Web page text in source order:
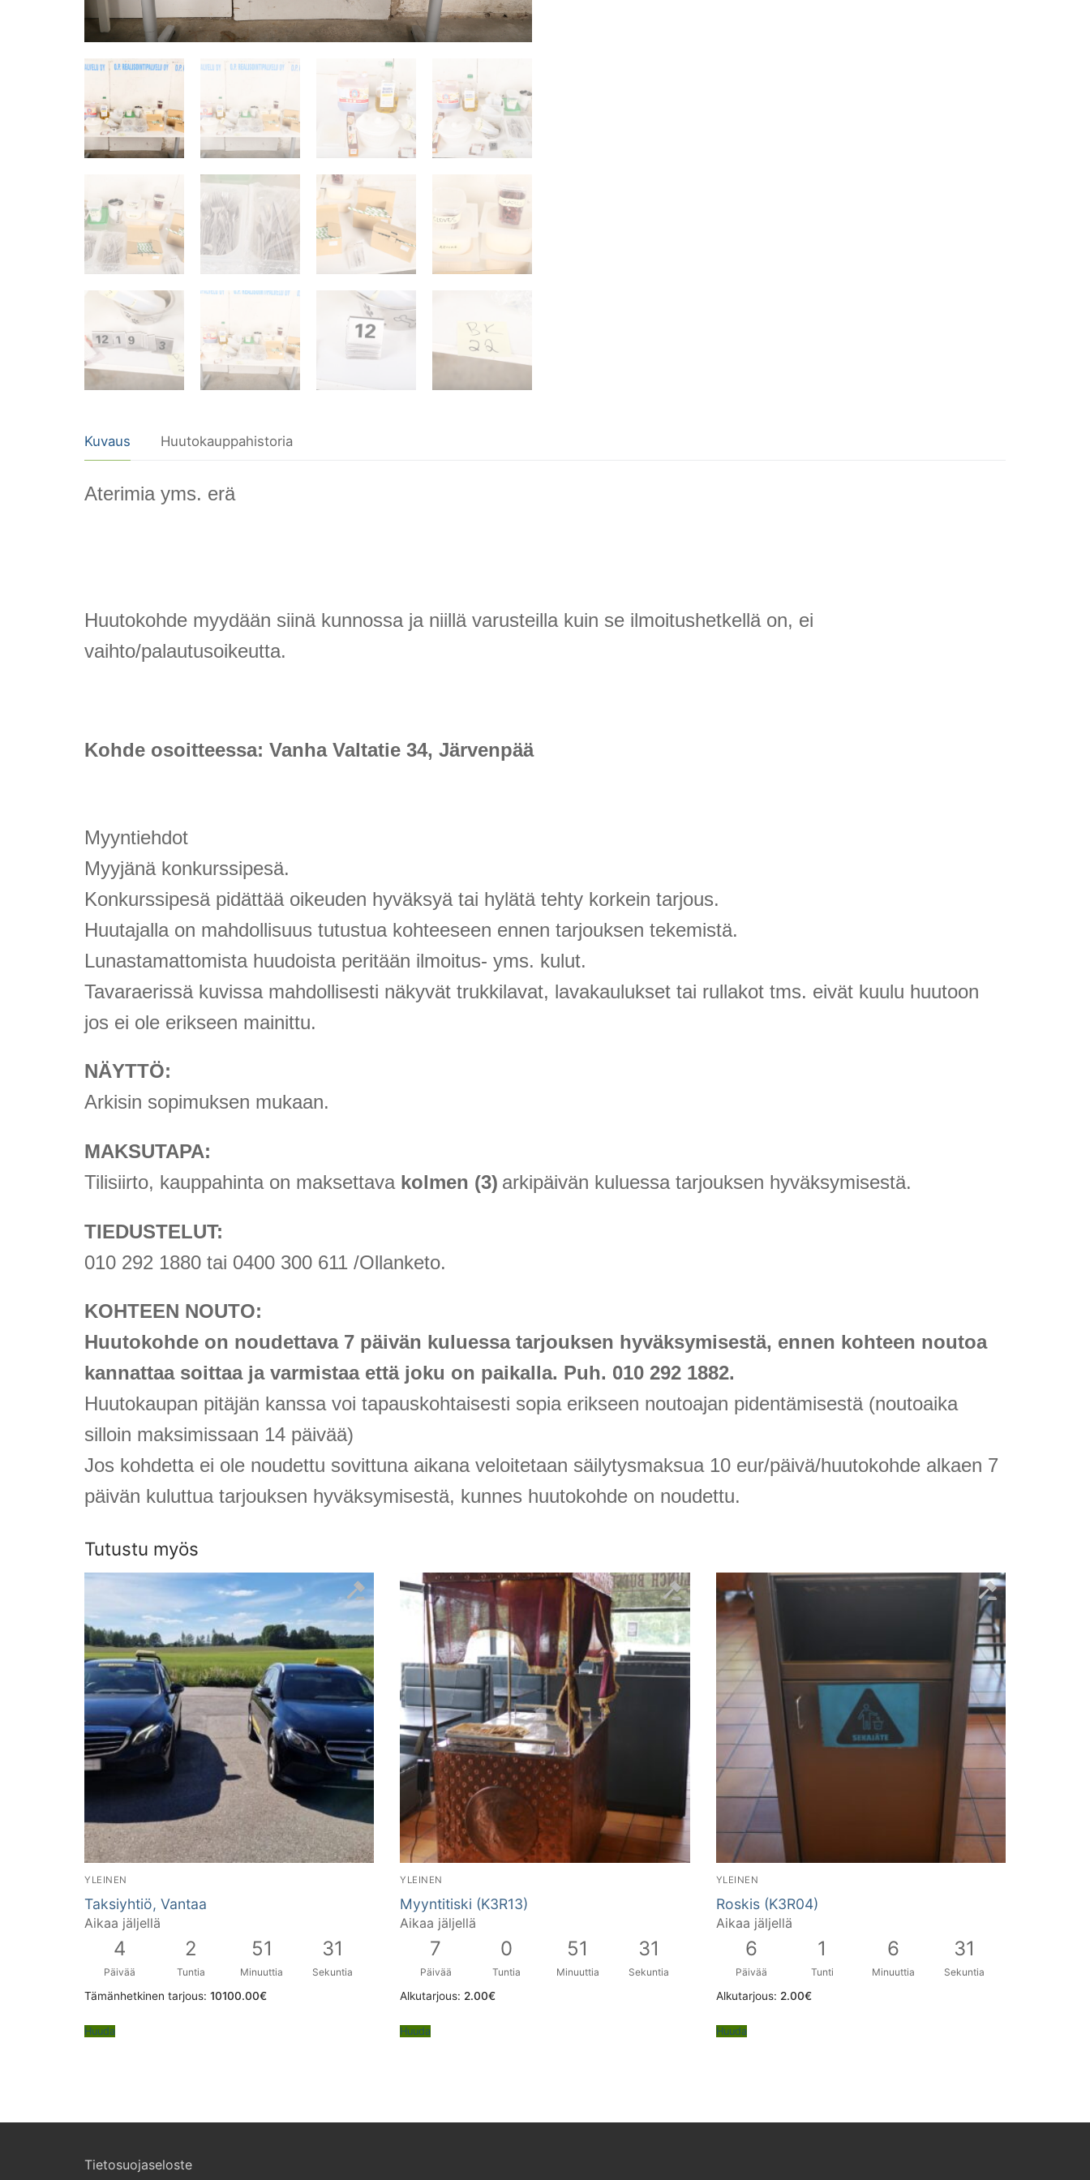
Kuvaus Huutokauppahistoria
Aterimia yms. erä
Huutokohde myydään siinä kunnossa ja niillä varusteilla kuin se ilmoitushetkellä on, ei
vaihto/palautusoikeutta.
Kohde osoitteessa: Vanha Valtatie 34, Järvenpää
Myyntiehdot
Myyjänä konkurssipesä.
Konkurssipesä pidättää oikeuden hyväksyä tai hylätä tehty korkein tarjous.
Huutajalla on mahdollisuus tutustua kohteeseen ennen tarjouksen tekemistä.
Lunastamattomista huudoista peritään ilmoitus- yms. kulut.
Tavaraerissä kuvissa mahdollisesti näkyvät trukkilavat, lavakaulukset tai rullakot tms. eivät kuulu huutoon
jos ei ole erikseen mainittu.
NÄYTTÖ:
Arkisin sopimuksen mukaan.
MAKSUTAPA:
Tilisiirto, kauppahinta on maksettava kolmen (3) arkipäivän kuluessa tarjouksen hyväksymisestä.
TIEDUSTELUT:
010 292 1880 tai 0400 300 611 /Ollanketo.
KOHTEEN NOUTO:
Huutokohde on noudettava 7 päivän kuluessa tarjouksen hyväksymisestä, ennen kohteen noutoa
kannattaa soittaa ja varmistaa että joku on paikalla. Puh. 010 292 1882.
Huutokaupan pitäjän kanssa voi tapauskohtaisesti sopia erikseen noutoajan pidentämisestä (noutoaika
silloin maksimissaan 14 päivää)
Jos kohdetta ei ole noudettu sovittuna aikana veloitetaan säilytysmaksua 10 eur/päivä/huutokohde alkaen 7
päivän kuluttua tarjouksen hyväksymisestä, kunnes huutokohde on noudettu.
Tutustu myös
YLEINEN
Taksiyhtiö, Vantaa
Aikaa jäljellä
4
Päivää
2
Tuntia
51
Minuuttia
30
Sekuntia
Tämänhetkinen tarjous: 10100.00€
Huuda
YLEINEN
Myyntitiski (K3R13)
Aikaa jäljellä
7
Päivää
0
Tuntia
51
Minuuttia
30
Sekuntia
Alkutarjous: 2.00€
Huuda
YLEINEN
Roskis (K3R04)
Aikaa jäljellä
6
Päivää
1
Tunti
6
Minuuttia
30
Sekuntia
Alkutarjous: 2.00€
Huuda
Tietosuojaseloste